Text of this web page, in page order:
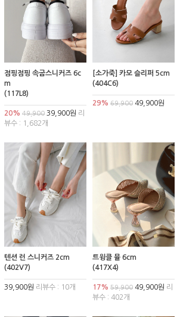
점핑점핑 속굽스니커즈 6c
m
(117L8)
20% 49,900 39,900원 리
뷰수 : 1,682개
[소가죽] 카모 슬리퍼 5cm
(404C6)
29% 69,90049,900원
텐션 런 스니커즈 2cm
(402V7)
39,900원 리뷰수 : 10개
트윙클 뮬 6cm
(417X4)
17% 59,90049,900원 리
뷰수 : 402개